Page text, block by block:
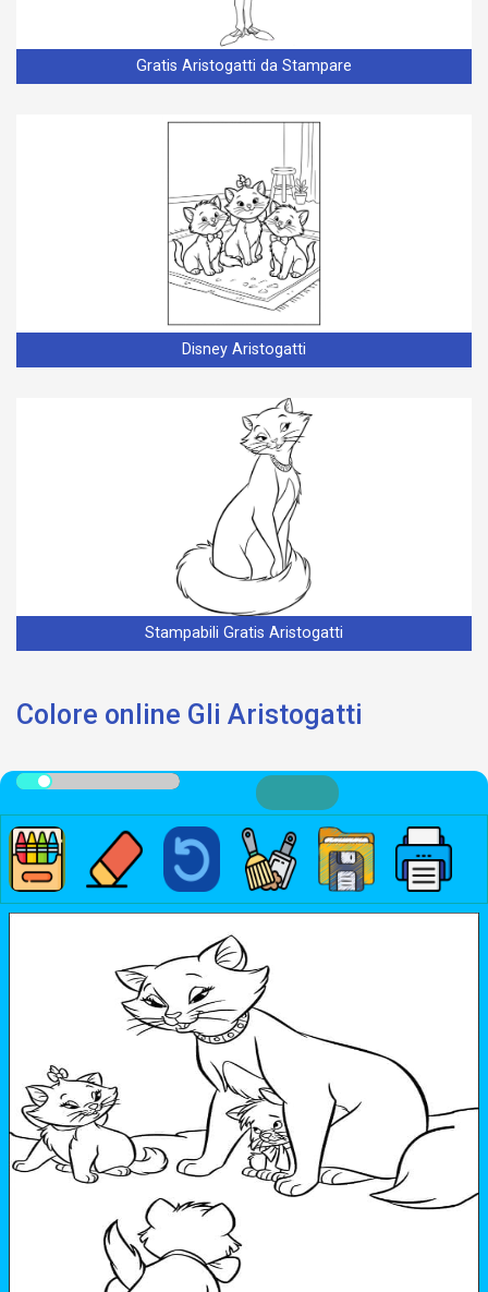
Gratis Aristogatti da Stampare
Disney Aristogatti
Stampabili Gratis Aristogatti
Colore online Gli Aristogatti